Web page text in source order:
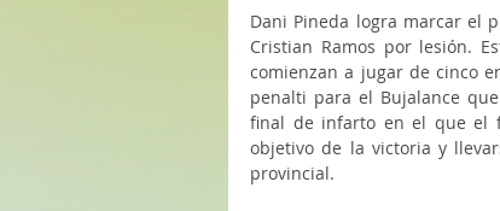
Dani Pineda logra marcar el
Cristian Ramos por lesión.
comienzan a jugar de cinco
penalti para el Bujalance
final de infarto en el que el
objetivo de la victoria y
provincial.